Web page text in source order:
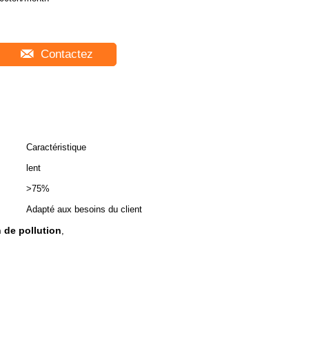
Contactez
Caractéristique
lent
>75%
Adapté aux besoins du client
de pollution,